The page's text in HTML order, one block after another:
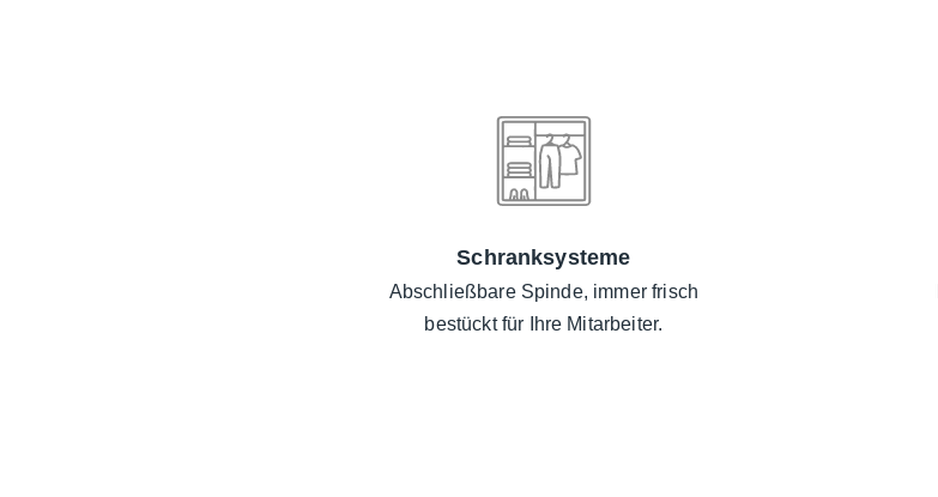
Schranksysteme
Abschließbare Spinde, immer frisch
bestückt für Ihre Mitarbeiter.